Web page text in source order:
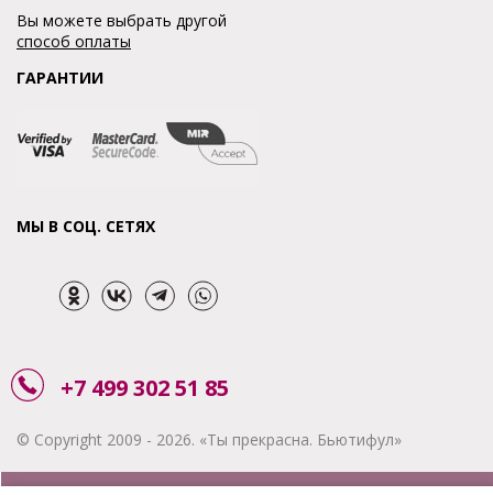
Вы можете выбрать другой
способ оплаты
ГАРАНТИИ
МЫ В СОЦ. СЕТЯХ
+7 499 302 51 85
© Copyright 2009 - 2026. «Ты прекрасна. Бьютифул»